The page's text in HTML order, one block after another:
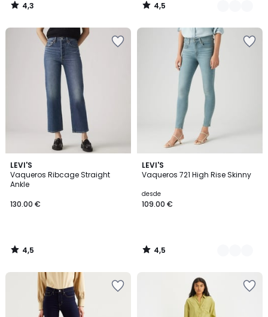
4,3
/
4,5
/
LEVI'S
Vaqueros Ribcage Straight
Ankle
130.00 €
4,5
/ 5
4,5
/
LEVI'S
Vaqueros 721 High Rise Skinny
desde
109.00 €
4,5
/ 5
2
Colores
4,5
/